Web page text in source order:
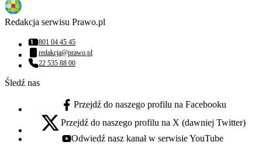
Redakcja serwisu Prawo.pl
Numer telefonu:
801 04 45 45
Adres email:
redakcja@prawo.pl
Numer telefonu:
22 535 88 00
Śledź nas
facebook - otwiera się w nowej karcie
Przejdź do naszego profilu na Facebooku
x - otwiera się w nowej karcie
Przejdź do naszego profilu na X (dawniej Twitter)
youtube - otwiera się w nowej karcie
Odwiedź nasz kanał w serwisie YouTube